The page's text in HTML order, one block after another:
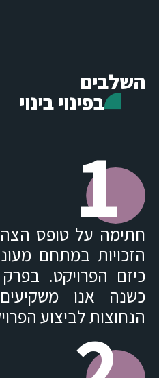
השלבים
בפינוי בינוי
1
חתימה על טופס
הזכויות במתחם
כיזם הפרויקט.
כשנה אנו
הנחוצות לביצוע